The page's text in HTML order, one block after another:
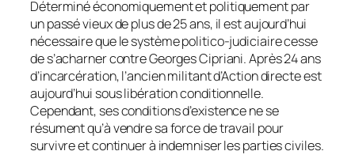
Déterminé économiquement et politiquement par
un passé vieux de plus de 25 ans, il est aujourd’hui
nécessaire que le système politico-judiciaire cesse
de s’acharner contre Georges Cipriani. Après 24 ans
d’incarcération, l’ancien militant d’Action directe est
aujourd’hui sous libération conditionnelle.
Cependant, ses conditions d’existence ne se
résument qu’à vendre sa force de travail pour
survivre et continuer à indemniser les parties civiles.